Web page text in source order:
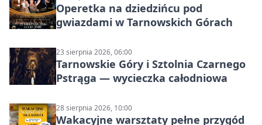
Operetka na dziedzińcu pod
gwiazdami w Tarnowskich Górach
23 sierpnia 2026, 06:00
Tarnowskie Góry i Sztolnia Czarnego
Pstrąga — wycieczka całodniowa
28 sierpnia 2026, 10:00
Wakacyjne warsztaty pełne przygód